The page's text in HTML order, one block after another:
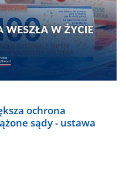
ochrona
sądy - ustawa